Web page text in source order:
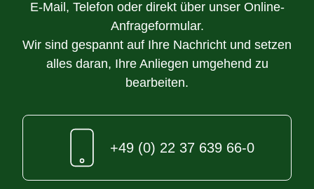
E-Mail, Telefon oder direkt über unser Online-
Anfrageformular.
Wir sind gespannt auf Ihre Nachricht und setzen
alles daran, Ihre Anliegen umgehend zu
bearbeiten.
+49 (0) 22 37 639 66-0